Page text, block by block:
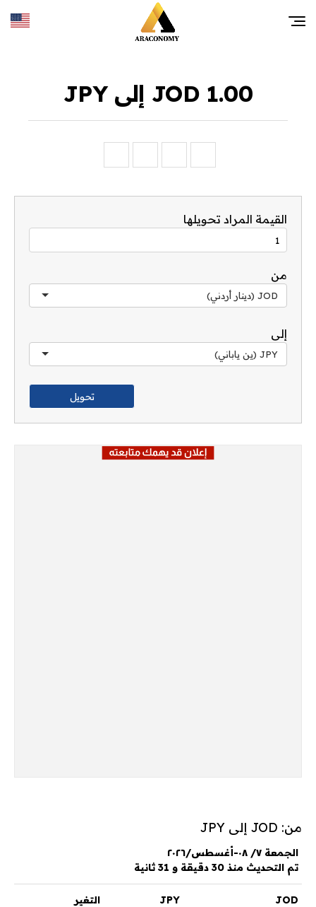
1.00 JOD إلى JPY
القيمة المراد تحويلها
من
JOD (دينار أردني)
إلى
JPY (ين ياباني)
من: JOD إلى JPY
الجمعة ٧/ ٠٨-أغسطس/٢٠٢٦
تم التحديث منذ 30 دقيقة و 31 ثانية
JOD
JPY التغير